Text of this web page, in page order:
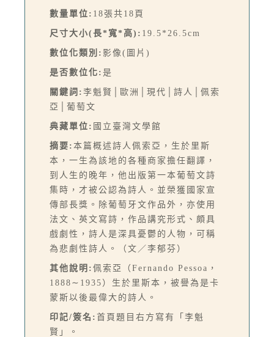
數量單位: 18張共18頁
尺寸大小(長*寬*高): 19.5*26.5cm
數位化類別: 影像(圖片)
是否數位化: 是
關鍵詞: 李魁賢│歐洲│現代│詩人│佩索
亞│葡萄文
典藏單位: 國立臺灣文學館
摘要: 本篇概述詩人佩索亞，生於里斯
本，一生為該地的各種商家擔任翻譯，
到人生的晚年，他出版第一本葡萄文詩
集時，才被公認為詩人。並榮獲國家宣
傳部長獎。除葡萄牙文作品外，亦使用
法文、英文寫詩，作品講究形式、頗具
戲劇性，詩人是深具憂鬱的人物，可稱
為悲劇性詩人。（文／李郁芬）
其他說明: 佩索亞（Fernando Pessoa，
1888∼1935）生於里斯本，被譽為是卡
蒙斯以後最偉大的詩人。
印記/簽名: 首頁題目右方寫有「李魁
賢」。